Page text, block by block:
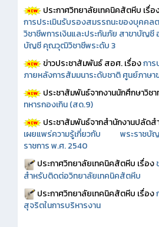
ประกาศวิทยาลัยเทคนิคสัตหีบ เรื่อ
การประเมินรับรองสมรรถนะของบุคคล
วิชาชีพการเงินและประกันภัย สาขาบัญ
บัญชี คุณวุฒิวิชาชีพระดับ 3
ข่าวประชาสัมพันธ์ สอศ.เรื่องการ
ภายหลังการสัมมนาระดับชาติ ศูนย์ภาษา
ประชาสัมพันธ์จากงานนักศึกษาวิชา
ทหารกองเกิน (สด.9)
ประชาสัมพันธ์จากสำนักงานปลัดส
เผยแพร่ความรู้เกี่ยวกับ พระราชบั
ราชการ พ.ศ. 2540
ประกาศวิทยาลัยเทคนิคสัตหีบ เรื่อง
สำหรับติดต่อวิทยาลัยเทคนิคสัตหีบ
ประกาศวิทยาลัยเทคนิคสัตหีบ เรื่อง
สุจริตในการบริหารงาน